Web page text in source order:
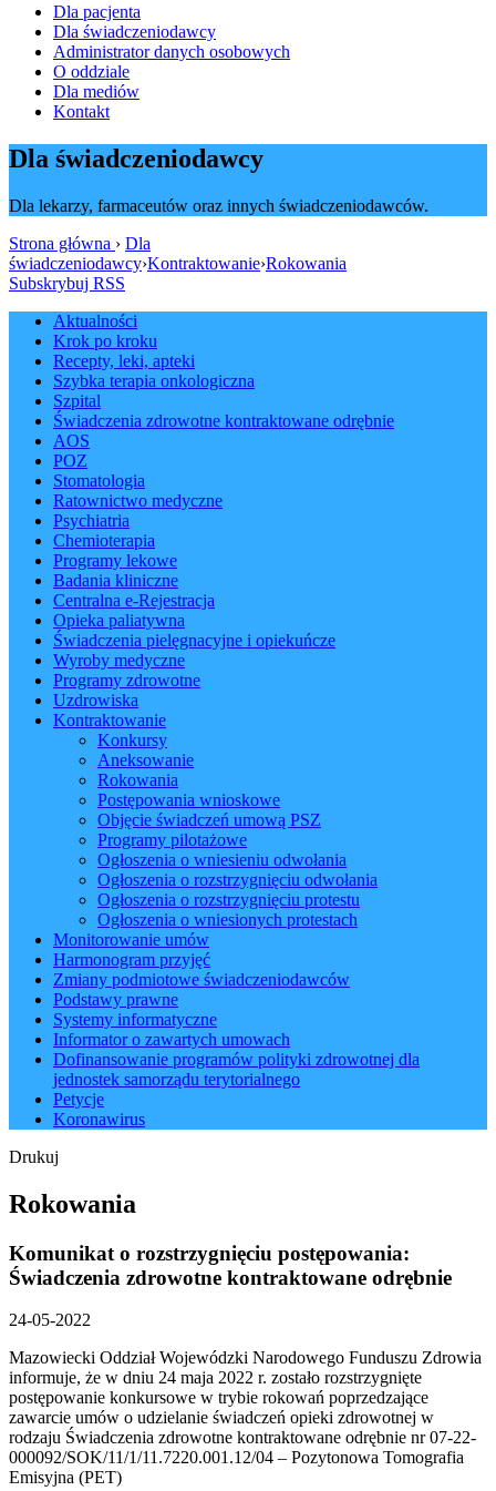
Dla pacjenta
Dla świadczeniodawcy
Administrator danych osobowych
O oddziale
Dla mediów
Kontakt
Dla świadczeniodawcy
Dla lekarzy, farmaceutów oraz innych świadczeniodawców.
Strona główna › Dla
świadczeniodawcy›Kontraktowanie›Rokowania
Subskrybuj RSS
Aktualności
Krok po kroku
Recepty, leki, apteki
Szybka terapia onkologiczna
Szpital
Świadczenia zdrowotne kontraktowane odrębnie
AOS
POZ
Stomatologia
Ratownictwo medyczne
Psychiatria
Chemioterapia
Programy lekowe
Badania kliniczne
Centralna e-Rejestracja
Opieka paliatywna
Świadczenia pielęgnacyjne i opiekuńcze
Wyroby medyczne
Programy zdrowotne
Uzdrowiska
Kontraktowanie
Konkursy
Aneksowanie
Rokowania
Postępowania wnioskowe
Objęcie świadczeń umową PSZ
Programy pilotażowe
Ogłoszenia o wniesieniu odwołania
Ogłoszenia o rozstrzygnięciu odwołania
Ogłoszenia o rozstrzygnięciu protestu
Ogłoszenia o wniesionych protestach
Monitorowanie umów
Harmonogram przyjęć
Zmiany podmiotowe świadczeniodawców
Podstawy prawne
Systemy informatyczne
Informator o zawartych umowach
Dofinansowanie programów polityki zdrowotnej dla
jednostek samorządu terytorialnego
Petycje
Koronawirus
Drukuj
Rokowania
Komunikat o rozstrzygnięciu postępowania:
Świadczenia zdrowotne kontraktowane odrębnie
24-05-2022
Mazowiecki Oddział Wojewódzki Narodowego Funduszu Zdrowia
informuje, że w dniu 24 maja 2022 r. zostało rozstrzygnięte
postępowanie konkursowe w trybie rokowań poprzedzające
zawarcie umów o udzielanie świadczeń opieki zdrowotnej w
rodzaju Świadczenia zdrowotne kontraktowane odrębnie nr 07-22-
000092/SOK/11/1/11.7220.001.12/04 – Pozytonowa Tomografia
Emisyjna (PET)